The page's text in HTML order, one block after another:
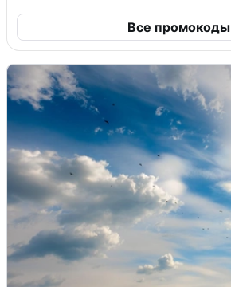
Все промокоды